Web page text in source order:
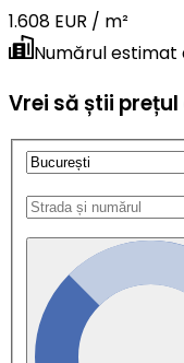
1.608 EUR / m²
Numărul
Vrei să știi